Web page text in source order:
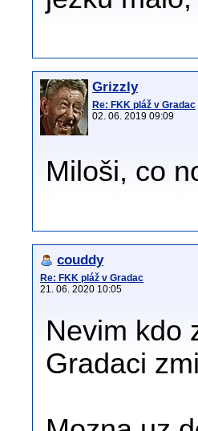
Grizzly
Re: FKK pláž v Gradac
02. 06. 2019 09:09
Miloši, co
couddy
Re: FKK pláž v Gradac
21. 06. 2020 10:05
Nevim kdo
Gradaci